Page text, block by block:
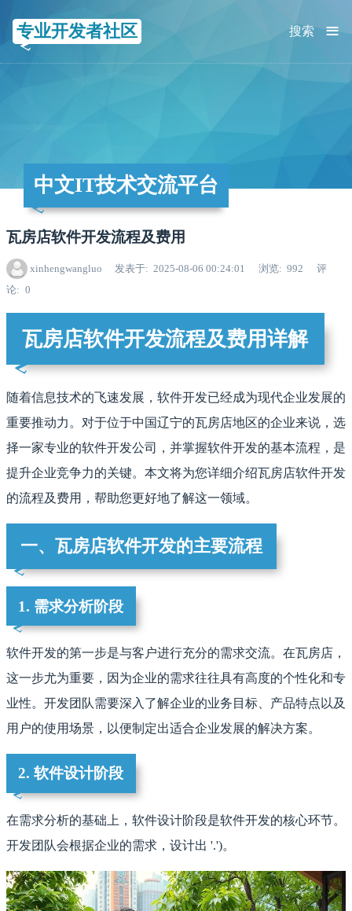
专业开发者社区 ≡
搜索
中文IT技术交流平台
瓦房店软件开发流程及费用
xinhengwangluo 发表于 2025-08-06 00:24:01 浏览 992
评
论
0
瓦房店软件开发流程及费用详解
随着信息技术的飞速发展，软件开发已经成为现代企业发展的
重要推动力。对于位于中国辽宁的瓦房店地区的企业来说，选
择一家专业的软件开发公司，并掌握软件开发的基本流程，是
提升企业竞争力的关键。本文将为您详细介绍瓦房店软件开发
的流程及费用，帮助您更好地了解这一领域。
一、瓦房店软件开发的主要流程
1. 需求分析阶段
软件开发的第一步是与客户进行充分的需求交流。在瓦房店，
这一步尤为重要，因为企业的需求往往具有高度的个性化和专
业性。开发团队需要深入了解企业的业务目标、产品特点以及
用户的使用场景，以便制定出适合企业发展的解决方案。
2. 软件设计阶段
在需求分析的基础上，软件设计阶段是软件开发的核心环节。
开发团队会根据企业的需求，设计出 '.')。